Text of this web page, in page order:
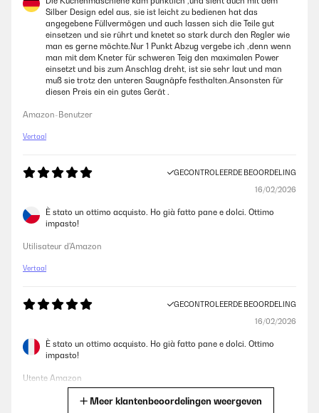
Silber Design edel aus, sie ist leicht zu bedienen hat das
angegebene Füllvermögen und auch lassen sich die Teile gut
einsetzen und sie rührt und knetet so stark durch den Regler wie
man es gerne möchte.Nur 1 Punkt Abzug vergebe ich ,denn wenn
man mit dem Kneter für schweren Teig den maximalen Power
einsetzt und bis zum Anschlag dreht, ist sie sehr laut und man
muß sie trotz den unteren Saugnäpfe festhalten.Ansonsten für
diesen Preis ein ein gutes Gerät .
Amazon-Benutzer
Vertaal
GECONTROLEERDE BEOORDELING
16/02/2026
È stato un ottimo acquisto. Ho già fatto pane e dolci. Ottimo
impasto!
Utilisateur d'Amazon
Vertaal
GECONTROLEERDE BEOORDELING
16/02/2026
È stato un ottimo acquisto. Ho già fatto pane e dolci. Ottimo
impasto!
Utente Amazon
Meer klantenbeoordelingen weergeven